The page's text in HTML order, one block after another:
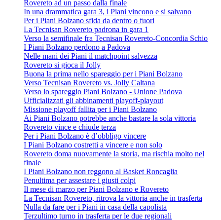
Rovereto ad un passo dalla finale
In una drammatica gara 3, i Piani vincono e si salvano
Per i Piani Bolzano sfida da dentro o fuori
La Tecnisan Rovereto padrona in gara 1
Verso la semifinale fra Tecnisan Rovereto-Concordia Schio
I Piani Bolzano perdono a Padova
Nelle mani dei Piani il matchpoint salvezza
Rovereto si gioca il Jolly
Buona la prima nello spareggio per i Piani Bolzano
Verso Tecnisan Rovereto vs. Jolly Caltana
Verso lo spareggio Piani Bolzano - Unione Padova
Ufficializzati gli abbinamenti playoff-playout
Missione playoff fallita per i Piani Bolzano
Ai Piani Bolzano potrebbe anche bastare la sola vittoria
Rovereto vince e chiude terza
Per i Piani Bolzano è d’obbligo vincere
I Piani Bolzano costretti a vincere e non solo
Rovereto doma nuovamente la storia, ma rischia molto nel
finale
I Piani Bolzano non reggono al Basket Roncaglia
Penultima per assestare i giusti colpi
Il mese di marzo per Piani Bolzano e Rovereto
La Tecnisan Rovereto, ritrova la vittoria anche in trasferta
Nulla da fare per i Piani in casa della capolista
Terzultimo turno in trasferta per le due regionali